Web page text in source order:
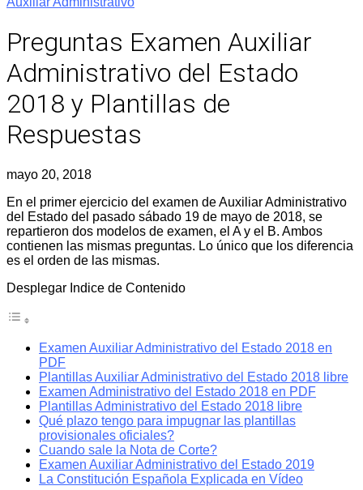
Preguntas Examen Auxiliar
Administrativo del Estado
2018 y Plantillas de
Respuestas
mayo 20, 2018
En el primer ejercicio del examen de Auxiliar Administrativo
del Estado del pasado sábado 19 de mayo de 2018, se
repartieron dos modelos de examen, el A y el B. Ambos
contienen las mismas preguntas. Lo único que los diferencia
es el orden de las mismas.
Desplegar Indice de Contenido
Examen Auxiliar Administrativo del Estado 2018 en
PDF
Plantillas Auxiliar Administrativo del Estado 2018 libre
Examen Administrativo del Estado 2018 en PDF
Plantillas Administrativo del Estado 2018 libre
Qué plazo tengo para impugnar las plantillas
provisionales oficiales?
Cuando sale la Nota de Corte?
Examen Auxiliar Administrativo del Estado 2019
La Constitución Española Explicada en Vídeo